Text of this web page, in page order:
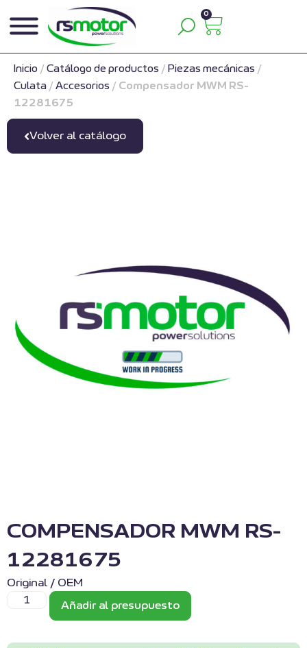
0
Inicio / Catálogo de productos / Piezas mecánicas /
Culata / Accesorios / Compensador MWM RS-
12281675
Volver al catálogo
COMPENSADOR MWM RS-
12281675
Original / OEM
Añadir al presupuesto